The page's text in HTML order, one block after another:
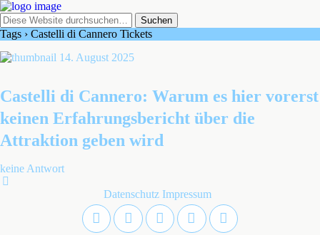
Tags › Castelli di Cannero Tickets
14. August 2025
Castelli di Cannero: Warum es hier vorerst
keinen Erfahrungsbericht über die
Attraktion geben wird
keine Antwort
Datenschutz Impressum